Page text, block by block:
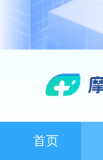
首页